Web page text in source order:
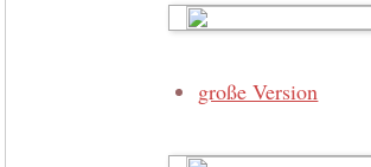
große Version